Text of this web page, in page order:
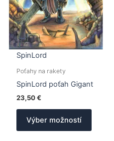
SpinLord
Poťahy na rakety
SpinLord poťah Gigant
23,50€
Výber možností
Tento